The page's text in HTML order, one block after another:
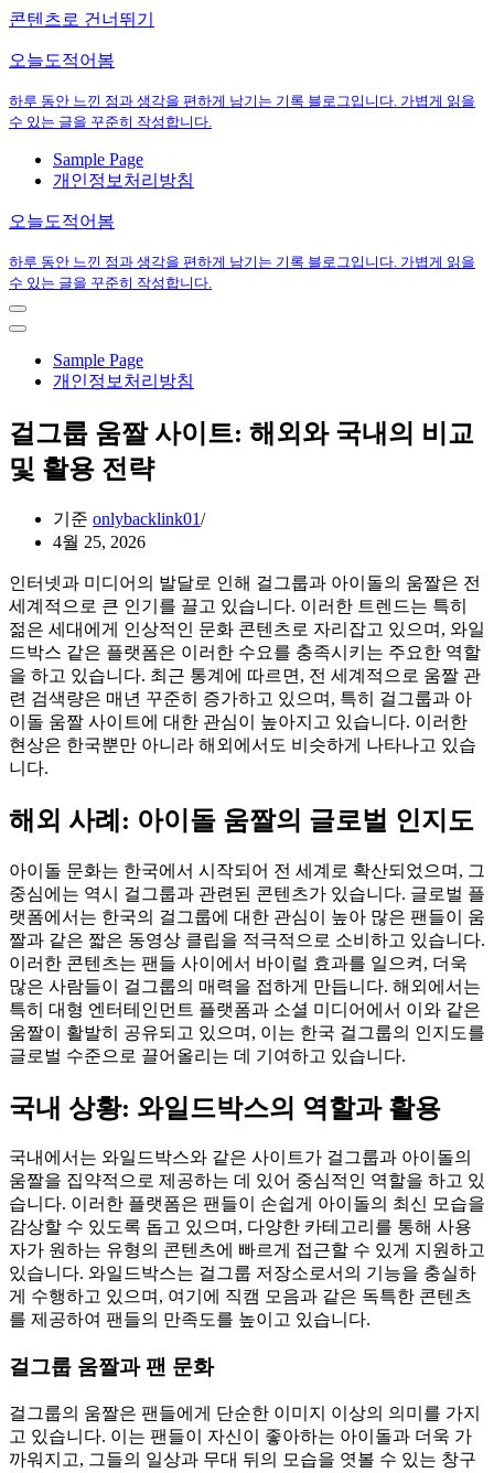
콘텐츠로 건너뛰기
오늘도적어봄
하루 동안 느낀 점과 생각을 편하게 남기는 기록 블로그입니다. 가볍게 읽을
수 있는 글을 꾸준히 작성합니다.
Sample Page
개인정보처리방침
오늘도적어봄
하루 동안 느낀 점과 생각을 편하게 남기는 기록 블로그입니다. 가볍게 읽을
수 있는 글을 꾸준히 작성합니다.
내
비
뉴
내
메
뉴
Sample Page
개인정보처리방침
걸그룹 움짤 사이트: 해외와 국내의 비교
및 활용 전략
기준 onlybacklink01
4월 25, 2026
인터넷과 미디어의 발달로 인해 걸그룹과 아이돌의 움짤은 전
세계적으로 큰 인기를 끌고 있습니다. 이러한 트렌드는 특히
젊은 세대에게 인상적인 문화 콘텐츠로 자리잡고 있으며, 와일
드박스 같은 플랫폼은 이러한 수요를 충족시키는 주요한 역할
을 하고 있습니다. 최근 통계에 따르면, 전 세계적으로 움짤 관
련 검색량은 매년 꾸준히 증가하고 있으며, 특히 걸그룹과 아
이돌 움짤 사이트에 대한 관심이 높아지고 있습니다. 이러한
현상은 한국뿐만 아니라 해외에서도 비슷하게 나타나고 있습
니다.
해외 사례: 아이돌 움짤의 글로벌 인지도
아이돌 문화는 한국에서 시작되어 전 세계로 확산되었으며, 그
중심에는 역시 걸그룹과 관련된 콘텐츠가 있습니다. 글로벌 플
랫폼에서는 한국의 걸그룹에 대한 관심이 높아 많은 팬들이 움
짤과 같은 짧은 동영상 클립을 적극적으로 소비하고 있습니다.
이러한 콘텐츠는 팬들 사이에서 바이럴 효과를 일으켜, 더욱
많은 사람들이 걸그룹의 매력을 접하게 만듭니다. 해외에서는
특히 대형 엔터테인먼트 플랫폼과 소셜 미디어에서 이와 같은
움짤이 활발히 공유되고 있으며, 이는 한국 걸그룹의 인지도를
글로벌 수준으로 끌어올리는 데 기여하고 있습니다.
국내 상황: 와일드박스의 역할과 활용
국내에서는 와일드박스와 같은 사이트가 걸그룹과 아이돌의
움짤을 집약적으로 제공하는 데 있어 중심적인 역할을 하고 있
습니다. 이러한 플랫폼은 팬들이 손쉽게 아이돌의 최신 모습을
감상할 수 있도록 돕고 있으며, 다양한 카테고리를 통해 사용
자가 원하는 유형의 콘텐츠에 빠르게 접근할 수 있게 지원하고
있습니다. 와일드박스는 걸그룹 저장소로서의 기능을 충실하
게 수행하고 있으며, 여기에 직캠 모음과 같은 독특한 콘텐츠
를 제공하여 팬들의 만족도를 높이고 있습니다.
걸그룹 움짤과 팬 문화
걸그룹의 움짤은 팬들에게 단순한 이미지 이상의 의미를 가지
고 있습니다. 이는 팬들이 자신이 좋아하는 아이돌과 더욱 가
까워지고, 그들의 일상과 무대 뒤의 모습을 엿볼 수 있는 창구